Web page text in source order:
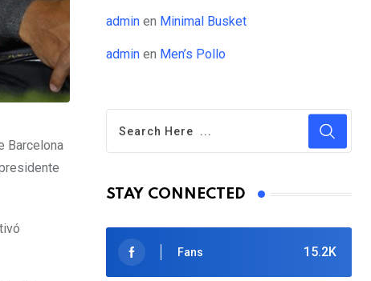
Barcelona
admin en Minimal Busket
admin en Men’s Pollo
STAY CONNECTED
15.2K
Fans